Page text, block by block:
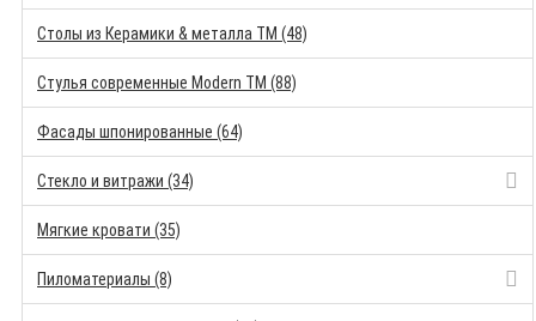
Столы из Керамики & металла TM (48)
Стулья современные Modern TM (88)
Фасады шпонированные (64)
Стекло и витражи (34)
Мягкие кровати (35)
Пиломатериалы (8)